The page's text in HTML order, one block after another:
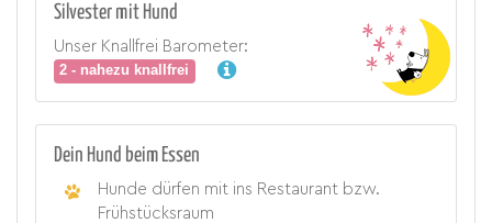
Silvester mit Hund
Unser Knallfrei Barometer:
2 - nahezu knallfrei
Dein Hund beim Essen
Hunde dürfen mit ins Restaurant bzw.
Frühstücksraum